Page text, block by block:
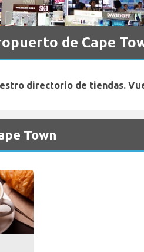
de Cape
directorio de tiendas.
Town